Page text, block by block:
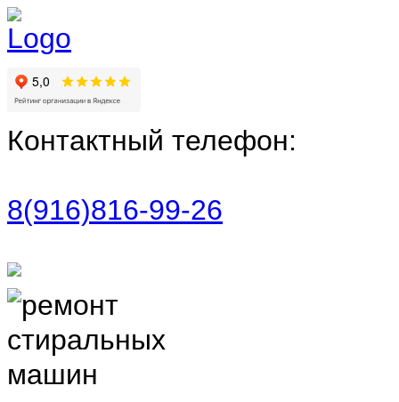
Контактный телефон:
8(916)816-99-26